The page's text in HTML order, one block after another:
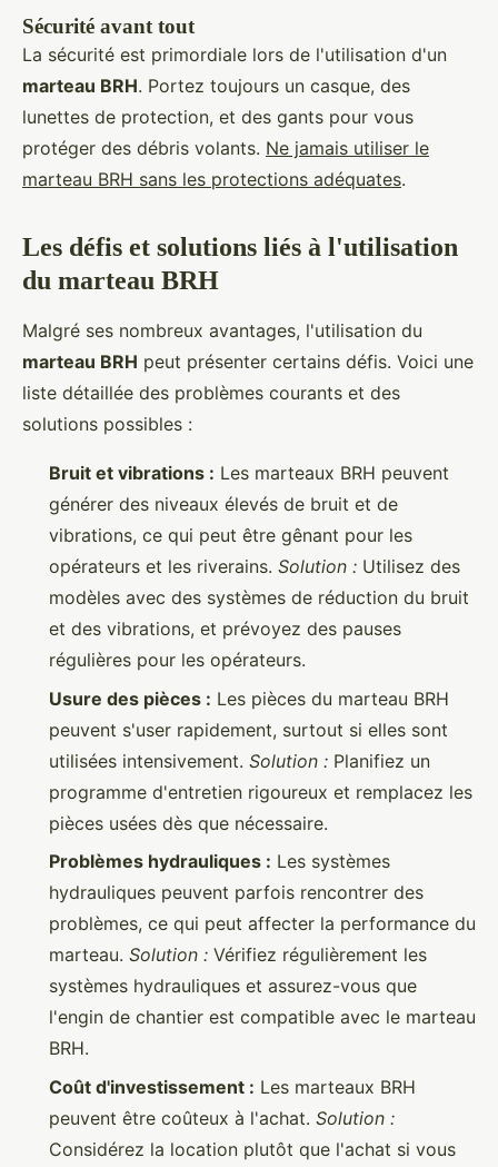
Sécurité avant tout
La sécurité est primordiale lors de l'utilisation d'un
marteau BRH. Portez toujours un casque, des
lunettes de protection, et des gants pour vous
protéger des débris volants. Ne jamais utiliser le
marteau BRH sans les protections adéquates.
Les défis et solutions liés à l'utilisation
du marteau BRH
Malgré ses nombreux avantages, l'utilisation du
marteau BRH peut présenter certains défis. Voici une
liste détaillée des problèmes courants et des
solutions possibles :
Bruit et vibrations : Les marteaux BRH peuvent
générer des niveaux élevés de bruit et de
vibrations, ce qui peut être gênant pour les
opérateurs et les riverains. Solution : Utilisez des
modèles avec des systèmes de réduction du bruit
et des vibrations, et prévoyez des pauses
régulières pour les opérateurs.
Usure des pièces : Les pièces du marteau BRH
peuvent s'user rapidement, surtout si elles sont
utilisées intensivement. Solution : Planifiez un
programme d'entretien rigoureux et remplacez les
pièces usées dès que nécessaire.
Problèmes hydrauliques : Les systèmes
hydrauliques peuvent parfois rencontrer des
problèmes, ce qui peut affecter la performance du
marteau. Solution : Vérifiez régulièrement les
systèmes hydrauliques et assurez-vous que
l'engin de chantier est compatible avec le marteau
BRH.
Coût d'investissement : Les marteaux BRH
peuvent être coûteux à l'achat. Solution :
Considérez la location plutôt que l'achat si vous